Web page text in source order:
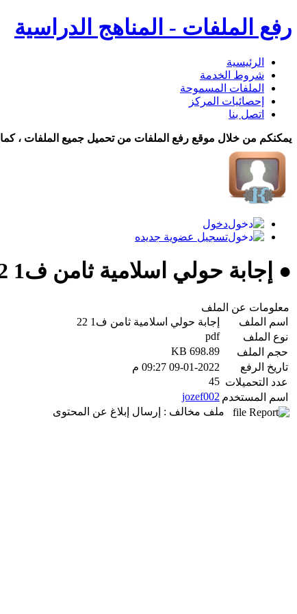
رفع الملفات - المناهج الدراسية
الرئيسية
شروط الخدمة
الملفات المسموحة
إحصائيات المركز
اتصل بنا
يمكنكم من خلال موقع رفع الملفات من تحميل جميع الملفات ،
دخول
تسجيل عضوية جديده
● إجابة حولي اسلامية ثامن ف1 22 تحميل
معلومات عن الملف
اسم الملف
إجابة حولي اسلامية ثامن ف1 22
نوع الملف
pdf
حجم الملف
698.89 KB
تاريخ الرفع
09-01-2022 09:27 م
عدد التحميلات 45
اسم المستخدم jozef002
ملف مخالف : إرسال إبلاغ عن المحتوى